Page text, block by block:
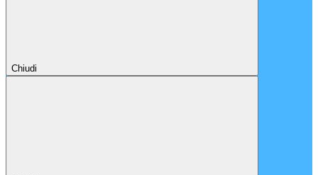
Chiudi